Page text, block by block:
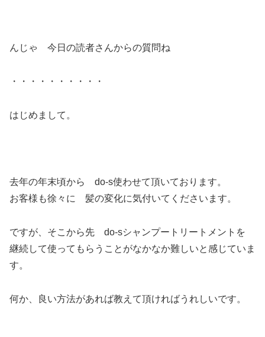
んじゃ 今日の読者さんからの質問ね
・・・・・・・・・・
はじめまして。
去年の年末頃から do-s使わせて頂いております。
お客様も徐々に 髪の変化に気付いてくださいます。
ですが、そこから先 do-sシャンプートリートメントを
継続して使ってもらうことがなかなか難しいと感じていま
す。
何か、良い方法があれば教えて頂ければうれしいです。